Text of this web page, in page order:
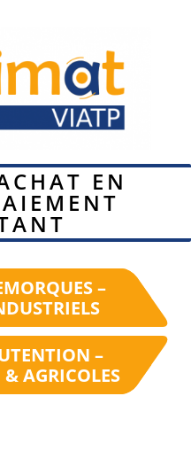
EN
–
–
AGRICOLES